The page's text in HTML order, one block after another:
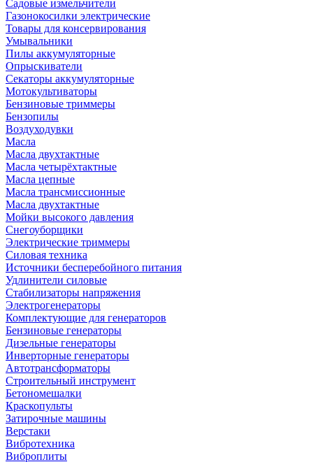
Садовые измельчители
Газонокосилки электрические
Товары для консервирования
Умывальники
Пилы аккумуляторные
Опрыскиватели
Секаторы аккумуляторные
Мотокультиваторы
Бензиновые триммеры
Бензопилы
Воздуходувки
Масла
Масла двухтактные
Масла четырёхтактные
Масла цепные
Масла трансмиссионные
Масла двухтактные
Мойки высокого давления
Снегоуборщики
Электрические триммеры
Силовая техника
Источники бесперебойного питания
Удлинители силовые
Стабилизаторы напряжения
Электрогенераторы
Комплектующие для генераторов
Бензиновые генераторы
Дизельные генераторы
Инверторные генераторы
Автотрансформаторы
Строительный инструмент
Бетономешалки
Краскопульты
Затирочные машины
Верстаки
Вибротехника
Виброплиты